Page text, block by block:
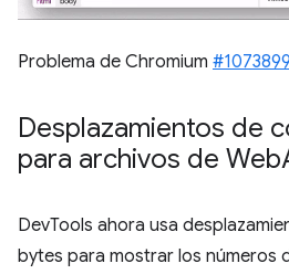
Problema de Chromium #1073899
Desplazamientos de
para archivos de Web
DevTools ahora usa
bytes para mostrar los números